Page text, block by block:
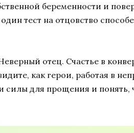
беременности и
тест на отцовство
отец. Счастье в
как герои, работая в
силы для прощения и понять,